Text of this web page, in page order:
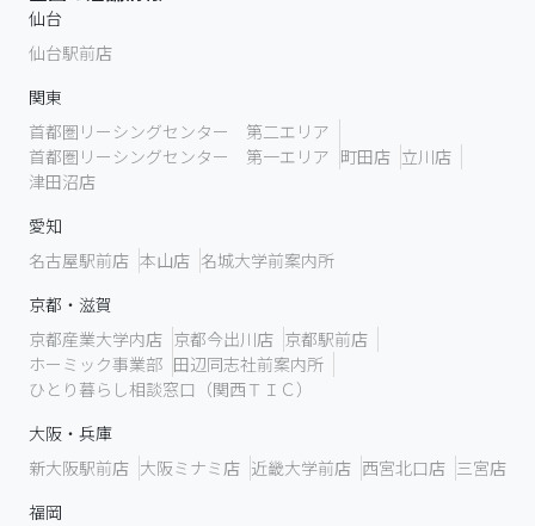
仙台
仙台駅前店
関東
首都圏リーシングセンター 第二エリア
首都圏リーシングセンター 第一エリア 町田店 立川店
津田沼店
愛知
名古屋駅前店 本山店 名城大学前案内所
京都・滋賀
京都産業大学内店 京都今出川店 京都駅前店
ホーミック事業部 田辺同志社前案内所
ひとり暮らし相談窓口（関西ＴＩＣ）
大阪・兵庫
新大阪駅前店 大阪ミナミ店 近畿大学前店 西宮北口店 三宮店
福岡